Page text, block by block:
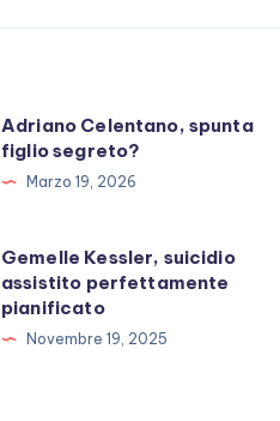
Adriano Celentano, spunta
figlio segreto?
Marzo 19, 2026
Gemelle Kessler, suicidio
assistito perfettamente
pianificato
Novembre 19, 2025